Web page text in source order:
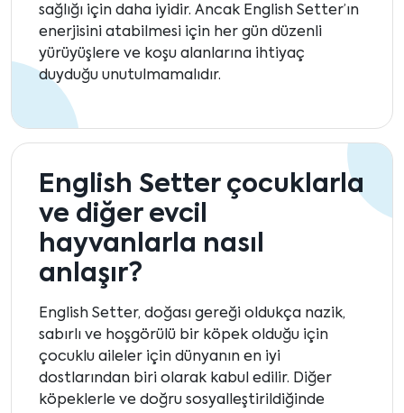
sağlığı için daha iyidir. Ancak English Setter’ın
enerjisini atabilmesi için her gün düzenli
yürüyüşlere ve koşu alanlarına ihtiyaç
duyduğu unutulmamalıdır.
English Setter çocuklarla
ve diğer evcil
hayvanlarla nasıl
anlaşır?
English Setter, doğası gereği oldukça nazik,
sabırlı ve hoşgörülü bir köpek olduğu için
çocuklu aileler için dünyanın en iyi
dostlarından biri olarak kabul edilir. Diğer
köpeklerle ve doğru sosyalleştirildiğinde